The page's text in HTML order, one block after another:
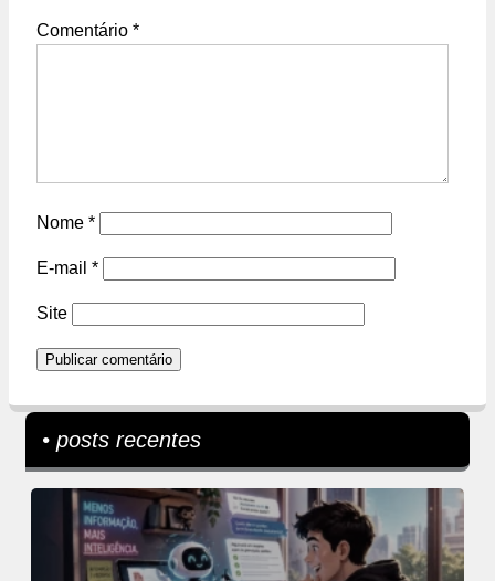
Comentário *
Nome *
E-mail *
Site
• posts recentes